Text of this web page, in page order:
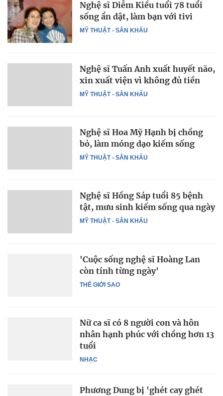
MỸ THUẬT - SÂN KHẤU
Nghệ sĩ Diễm Kiều tuổi 78 tuổi
sống ẩn dật, làm bạn với tivi
MỸ THUẬT - SÂN KHẤU
Nghệ sĩ Tuấn Anh xuất huyết não,
xin xuất viện vì không đủ tiền
MỸ THUẬT - SÂN KHẤU
Nghệ sĩ Hoa Mỹ Hạnh bị chồng
bỏ, làm móng dạo kiếm sống
MỸ THUẬT - SÂN KHẤU
Nghệ sĩ Hồng Sáp tuổi 85 bệnh
tật, mưu sinh kiếm sống qua ngày
THẾ GIỚI SAO
'Cuộc sống nghệ sĩ Hoàng Lan
còn tính từng ngày'
NHẠC
Nữ ca sĩ có 8 người con và hôn
nhân hạnh phúc với chồng hơn 13
tuổi
Phương Dung bị 'ghét cay ghét